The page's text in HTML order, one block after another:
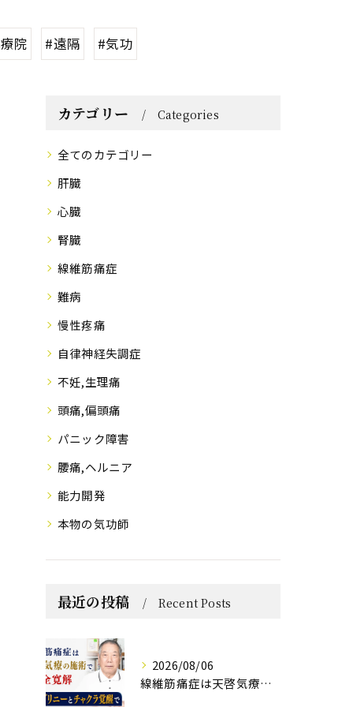
院 #遠隔 #気功
カテゴリー Categories
全てのカテゴリー
肝臓
心臓
腎臓
線維筋痛症
難病
慢性疼痛
自律神経失調症
不妊,生理痛
頭痛,偏頭痛
パニック障害
腰痛,ヘルニア
能力開発
本物の気功師
最近の投稿 Recent Posts
2026/08/06
線維筋痛症は天啓気療の施術で完全寛解 クンダリニーとチャクラ覚醒で